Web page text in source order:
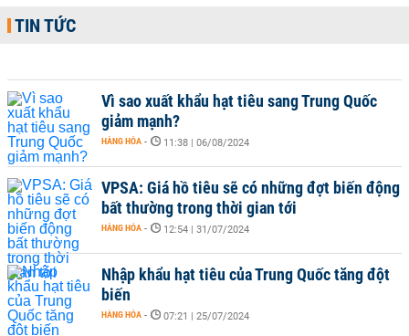
TIN TỨC
Vì sao xuất khẩu hạt tiêu sang Trung Quốc
giảm mạnh?
HÀNG HÓA - 11:38 | 06/08/2024
VPSA: Giá hồ tiêu sẽ có những đợt biến động
bất thường trong thời gian tới
HÀNG HÓA - 12:54 | 31/07/2024
Nhập khẩu hạt tiêu của Trung Quốc tăng đột
biến
HÀNG HÓA - 07:21 | 25/07/2024